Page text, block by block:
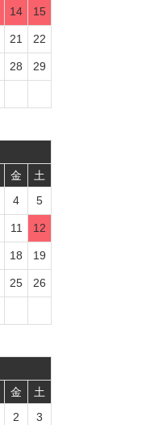
14 15
21 22
28 29
金
土
4 5
11 12
18 19
25 26
金
土
2 3